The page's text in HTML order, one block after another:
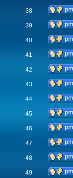
38
39
40
41
42
43
44
45
46
47
48
49